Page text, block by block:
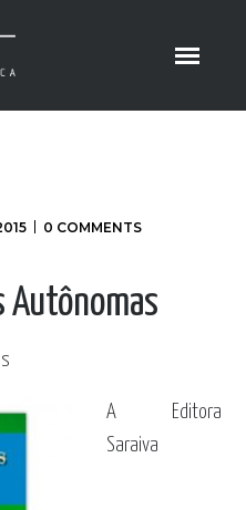
0 COMMENTS
Autônomas
A Editora
Saraiva